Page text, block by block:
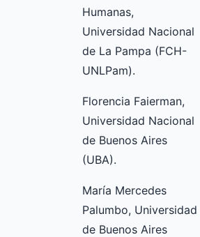
Humanas,
Universidad Nacional
de La Pampa (FCH-
UNLPam).
Florencia Faierman,
Universidad Nacional
de Buenos Aires
(UBA).
María Mercedes
Palumbo, Universidad
de Buenos Aires